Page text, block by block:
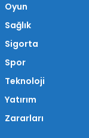
Oyun
Sağlık
Sigorta
Spor
Teknoloji
Yatırım
Zararları